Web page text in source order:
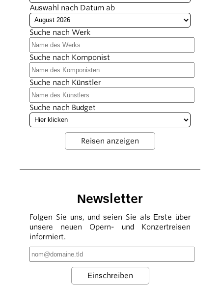
Auswahl nach Datum ab
Suche nach Werk
Suche nach Komponist
Suche nach Künstler
Suche nach Budget
Newsletter
Folgen Sie uns, und seien Sie als Erste über
unsere neuen Opern- und Konzertreisen
informiert.